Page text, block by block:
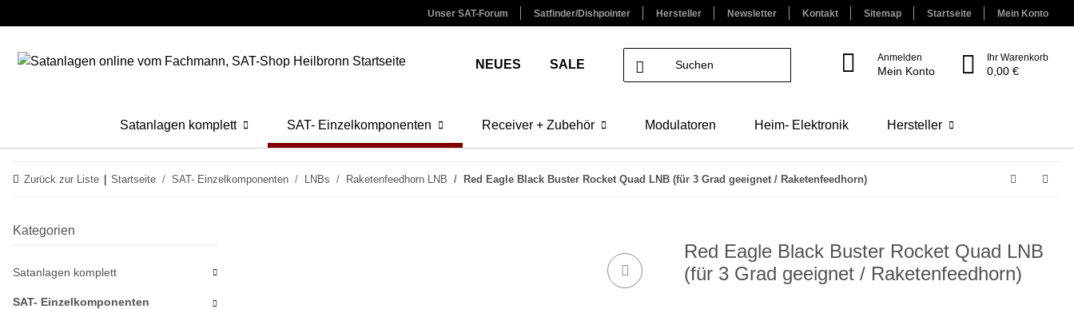
Unser SAT-Forum Satfinder/Dishpointer Hersteller Newsletter Kontakt Sitemap Startseite Mein Konto
NEUES SALE
Anmelden
Mein Konto
Ihr Warenkorb
0,00 €
Satanlagen komplett SAT- Einzelkomponenten Receiver + Zubehör Modulatoren Heim- Elektronik Hersteller
Zurück zur Liste Startseite SAT- Einzelkomponenten LNBs Raketenfeedhorn LNB Red Eagle Black Buster Rocket Quad LNB (für 3 Grad geeignet / Raketenfeedhorn)
Red Eagle Black Buster Rocket Quad LNB
(für 3 Grad geeignet / Raketenfeedhorn)
Kategorien
Satanlagen komplett
SAT- Einzelkomponenten